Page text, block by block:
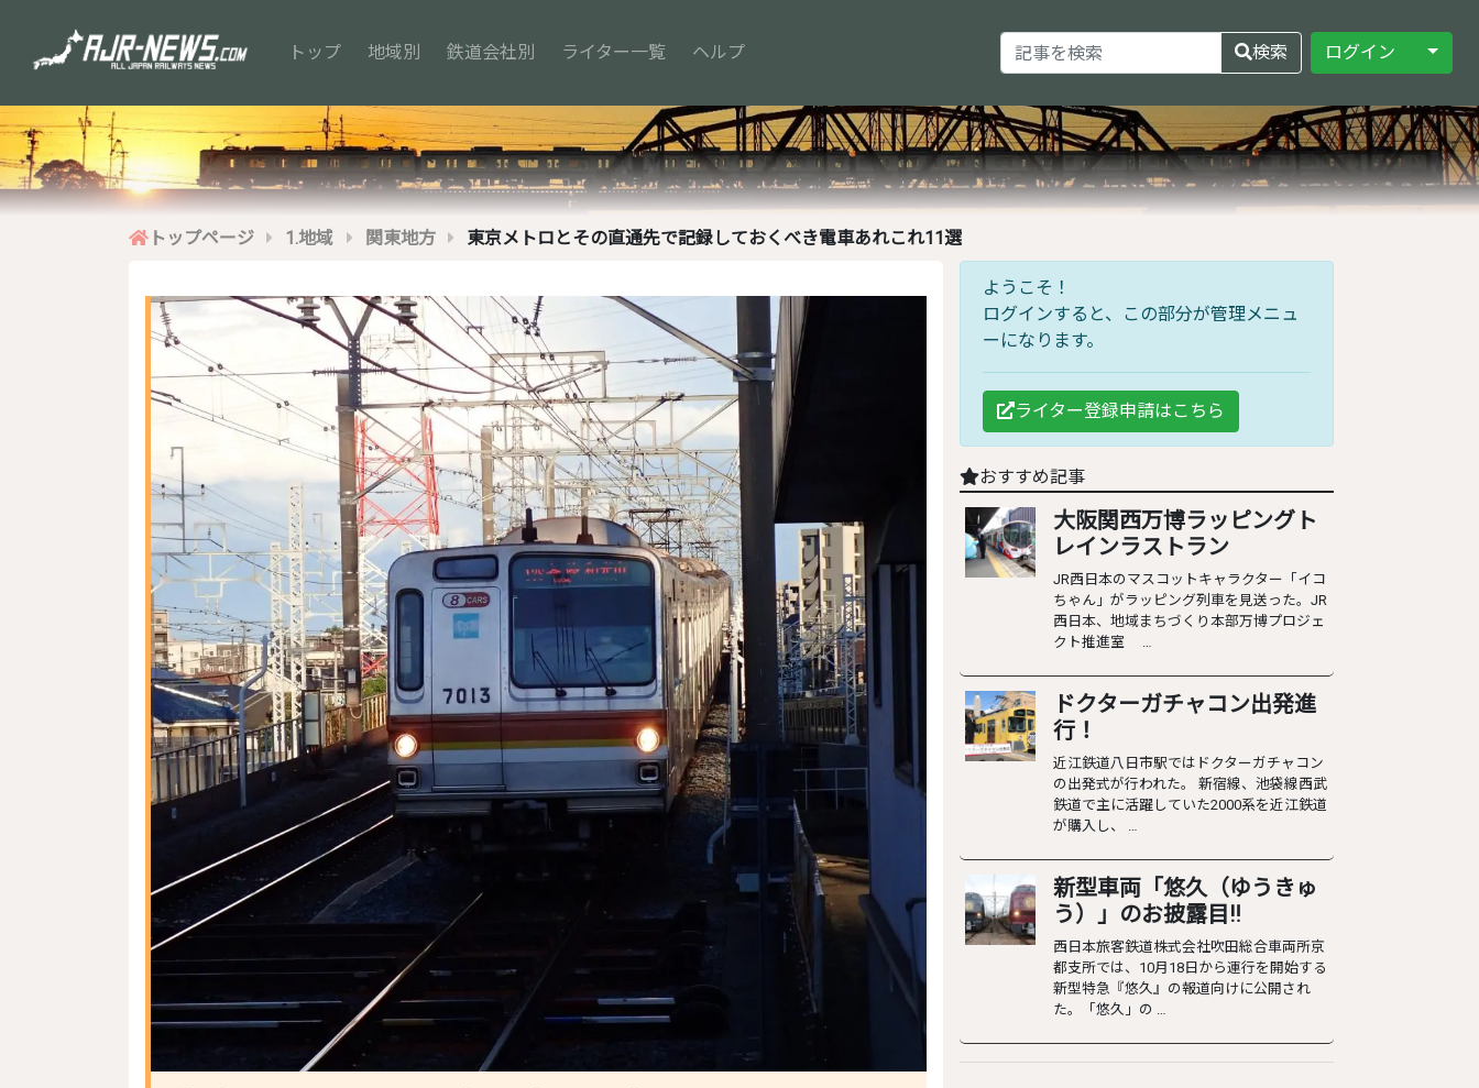
トップ(current)
地域別 鉄道会社別 ライター一覧 ヘルプ 検索 ログイン
トップページ 1.地域 関東地方 東京メトロとその直通先で記録しておくべき電車あれこれ11選
ようこそ！
ログインすると、この部分が管理メニュ
ーになります。
ライター登録申請はこちら
おすすめ記事
大阪関西万博ラッピングト
レインラストラン
JR西日本のマスコットキャラクター「イコ
ちゃん」がラッピング列車を見送った。JR
西日本、地域まちづくり本部万博プロジェ
クト推進室 …
ドクターガチャコン出発進
行！
近江鉄道八日市駅ではドクターガチャコン
の出発式が行われた。 新宿線、池袋線西武
鉄道で主に活躍していた2000系を近江鉄道
が購入し、 …
新型車両「悠久（ゆうきゅ
う）」のお披露目‼︎
西日本旅客鉄道株式会社吹田総合車両所京
都支所では、10月18日から運行を開始する
新型特急『悠久』の報道向けに公開され
た。「悠久」の …